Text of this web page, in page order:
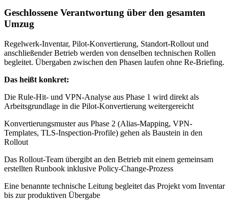
Geschlossene Verantwortung über den gesamten
Umzug
Regelwerk-Inventar, Pilot-Konvertierung, Standort-Rollout und
anschließender Betrieb werden von denselben technischen Rollen
begleitet. Übergaben zwischen den Phasen laufen ohne Re-Briefing.
Das heißt konkret:
Die Rule-Hit- und VPN-Analyse aus Phase 1 wird direkt als
Arbeitsgrundlage in die Pilot-Konvertierung weitergereicht
Konvertierungsmuster aus Phase 2 (Alias-Mapping, VPN-
Templates, TLS-Inspection-Profile) gehen als Baustein in den
Rollout
Das Rollout-Team übergibt an den Betrieb mit einem gemeinsam
erstellten Runbook inklusive Policy-Change-Prozess
Eine benannte technische Leitung begleitet das Projekt vom Inventar
bis zur produktiven Übergabe